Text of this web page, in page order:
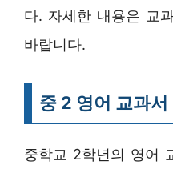
다. 자세한 내용은 교
바랍니다.
중 2 영어 교과서
중학교 2학년의 영어